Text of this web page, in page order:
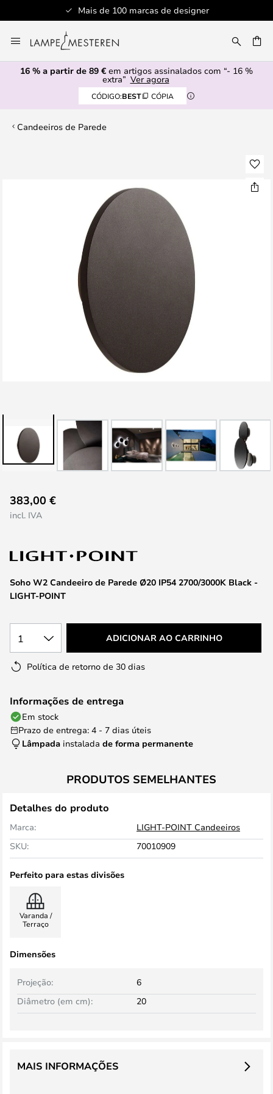
Mais de 100 marcas de designer
para
o
Conteúdo
16 % a partir de 89 € em artigos assinalados com “- 16 %
extra” Ver agora
CÓDIGO:BEST CÓPIA
Candeeiros de Parede
para
da
Galeria
de
imagens
Soho W2 Candeeiro de Parede Ø20 IP54 2700/3000K Black -
LIGHT-POINT
383,00 €
incl. IVA
1 ADICIONAR AO CARRINHO
Política de retorno de 30 dias
Informações de entrega
Em stock
Prazo de entrega: 4 - 7 dias úteis
Lâmpada instalada de forma permanente
PRODUTOS SEMELHANTES
Detalhes do produto
Marca:
LIGHT-POINT Candeeiros
SKU:
70010909
Perfeito para estas divisões
Varanda /
Terraço
Dimensões
Projeção:
6
Diâmetro (em cm):
20
MAIS INFORMAÇÕES